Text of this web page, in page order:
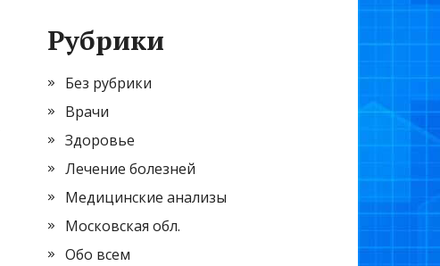
Рубрики
Без рубрики
Врачи
Здоровье
Лечение болезней
Медицинские анализы
Московская обл.
Обо всем